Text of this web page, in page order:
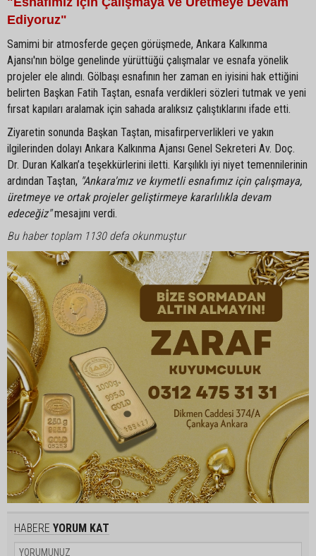
Ediyoruz"
Samimi bir atmosferde geçen görüşmede, Ankara Kalkınma
Ajansı'nın bölge genelinde yürüttüğü çalışmalar ve esnafa yönelik
projeler ele alındı. Gölbaşı esnafının her zaman en iyisini hak ettiğini
belirten Başkan Fatih Taştan, esnafa verdikleri sözleri tutmak ve yeni
fırsat kapıları aralamak için sahada aralıksız çalıştıklarını ifade etti.
Ziyaretin sonunda Başkan Taştan, misafirperverlikleri ve yakın
ilgilerinden dolayı Ankara Kalkınma Ajansı Genel Sekreteri Av. Doç.
Dr. Duran Kalkan’a teşekkürlerini iletti. Karşılıklı iyi niyet temennilerinin
ardından Taştan, "Ankara'mız ve kıymetli esnafımız için çalışmaya,
üretmeye ve ortak projeler geliştirmeye kararlılıkla devam
edeceğiz"mesajını verdi.
Bu haber toplam 1130 defa okunmuştur
HABERE YORUM KAT